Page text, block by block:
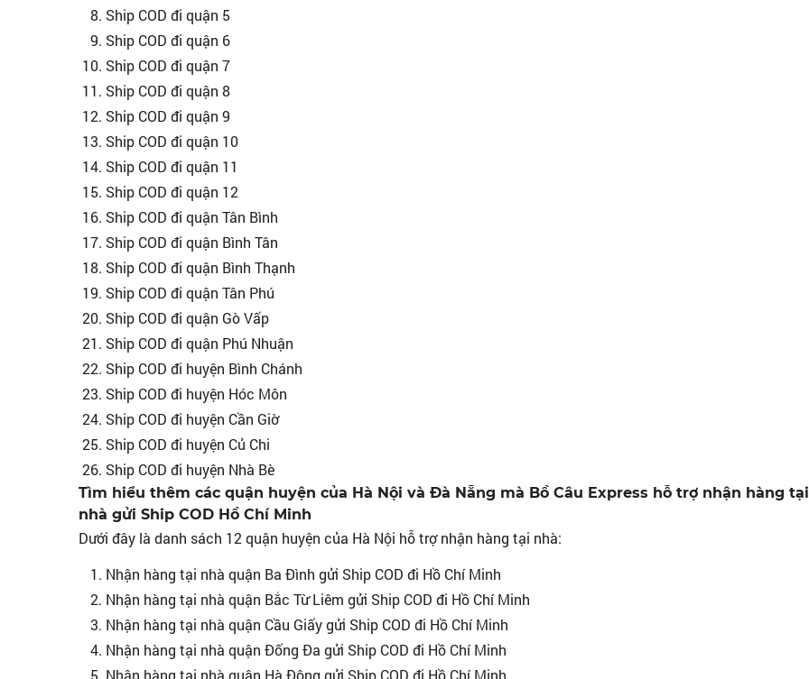
Ship COD đi quận 5
Ship COD đi quận 6
Ship COD đi quận 7
Ship COD đi quận 8
Ship COD đi quận 9
Ship COD đi quận 10
Ship COD đi quận 11
Ship COD đi quận 12
Ship COD đi quận Tân Bình
Ship COD đi quận Bình Tân
Ship COD đi quận Bình Thạnh
Ship COD đi quận Tân Phú
Ship COD đi quận Gò Vấp
Ship COD đi quận Phú Nhuận
Ship COD đi huyện Bình Chánh
Ship COD đi huyện Hóc Môn
Ship COD đi huyện Cần Giờ
Ship COD đi huyện Củ Chi
Ship COD đi huyện Nhà Bè
Tìm hiểu thêm các quận huyện của Hà Nội và Đà Nẵng mà Bồ Câu Express hỗ trợ nhận hàng tại
nhà gửi Ship COD Hồ Chí Minh
Dưới đây là danh sách 12 quận huyện của Hà Nội hỗ trợ nhận hàng tại nhà:
Nhận hàng tại nhà quận Ba Đình gửi Ship COD đi Hồ Chí Minh
Nhận hàng tại nhà quận Bắc Từ Liêm gửi Ship COD đi Hồ Chí Minh
Nhận hàng tại nhà quận Cầu Giấy gửi Ship COD đi Hồ Chí Minh
Nhận hàng tại nhà quận Đống Đa gửi Ship COD đi Hồ Chí Minh
Nhận hàng tại nhà quận Hà Đông gửi Ship COD đi Hồ Chí Minh